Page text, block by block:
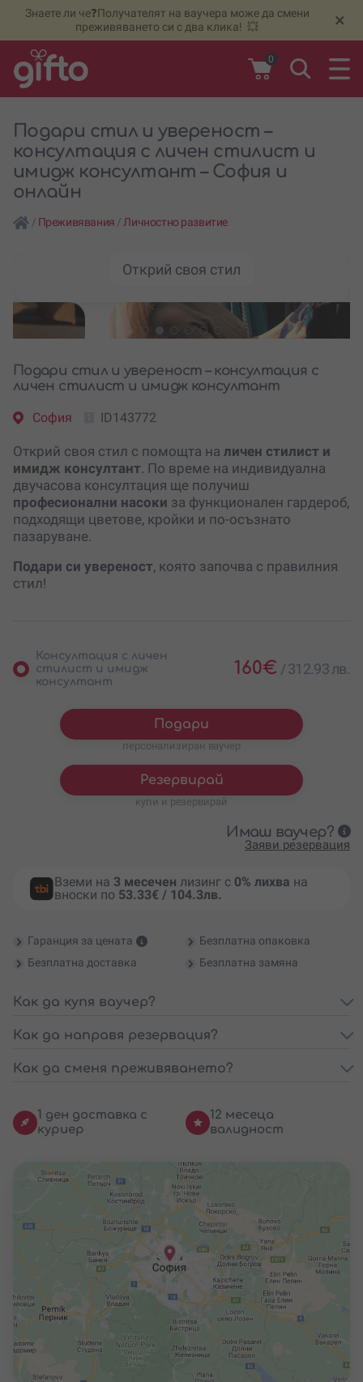
Знаете ли че❓Получателят на ваучера може да смени
преживяването си с два клика! 💥
×
0
Подари стил и увереност –
консултация с личен стилист и
имидж консултант – София и
онлайн
/ Преживявания / Личностно развитие
Открий своя стил
Подари стил и увереност – консултация с
личен стилист и имидж консултант
София ID143772
Открий своя стил с помощта на личен стилист и
имидж консултант. По време на индивидуална
двучасова консултация ще получиш
професионални насоки за функционален гардероб,
подходящи цветове, кройки и по-осъзнато
пазаруване.
Подари си увереност, която започва с правилния
стил!
Консултация с личен
стилист и имидж
консултант
160€ /312.93 лв.
Подари
персонализиран ваучер
Резервирай
купи и резервирай
Имаш ваучер?
Заяви резервация
Вземи на 3 месечен лизинг с 0% лихва на
вноски по 53.33€ / 104.3лв.
Гаранция за цената
Безплатна опаковка
Безплатна доставка
Безплатна замяна
Как да купя ваучер?
Как да направя резервация?
Как да сменя преживяването?
1 ден доставка с
куриер
12 месеца
валидност